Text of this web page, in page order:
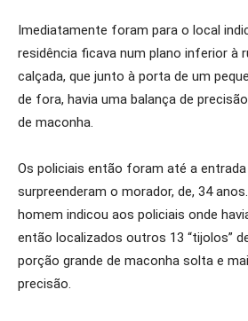
Imediatamente foram para o local
residência ficava num plano inferior à
calçada, que junto à porta de um
de fora, havia uma balança de
de maconha.
Os policiais então foram até a
surpreenderam o morador, de, 34
homem indicou aos policiais onde
então localizados outros 13 “tijolos”
porção grande de maconha solta e
precisão.